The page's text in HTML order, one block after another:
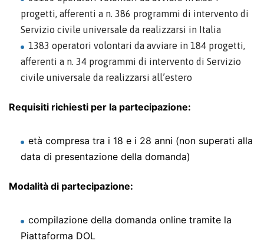
progetti, afferenti a n. 386 programmi di intervento di
Servizio civile universale da realizzarsi in Italia
1383 operatori volontari da avviare in 184 progetti,
afferenti a n. 34 programmi di intervento di Servizio
civile universale da realizzarsi all’estero
Requisiti richiesti per la partecipazione:
età compresa tra i 18 e i 28 anni (non superati alla
data di presentazione della domanda)
Modalità di partecipazione:
compilazione della domanda online tramite la
Piattaforma DOL